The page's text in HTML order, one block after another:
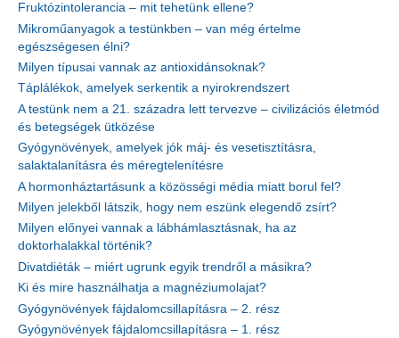
Fruktózintolerancia – mit tehetünk ellene?
Mikroműanyagok a testünkben – van még értelme
egészségesen élni?
Milyen típusai vannak az antioxidánsoknak?
Táplálékok, amelyek serkentik a nyirokrendszert
A testünk nem a 21. századra lett tervezve – civilizációs életmód
és betegségek ütközése
Gyógynövények, amelyek jók máj- és vesetisztításra,
salaktalanításra és méregtelenítésre
A hormonháztartásunk a közösségi média miatt borul fel?
Milyen jelekből látszik, hogy nem eszünk elegendő zsírt?
Milyen előnyei vannak a lábhámlasztásnak, ha az
doktorhalakkal történik?
Divatdiéták – miért ugrunk egyik trendről a másikra?
Ki és mire használhatja a magnéziumolajat?
Gyógynövények fájdalomcsillapításra – 2. rész
Gyógynövények fájdalomcsillapításra – 1. rész